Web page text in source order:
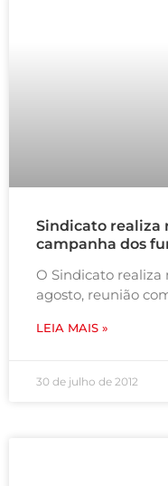
Sindicato realiza
campanha dos
O Sindicato realiza
agosto, reunião
LEIA MAIS »
30 de julho de 2012